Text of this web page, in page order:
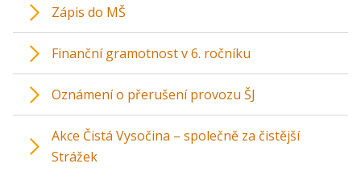
Zápis do MŠ
Finanční gramotnost v 6. ročníku
Oznámení o přerušení provozu ŠJ
Akce Čistá Vysočina – společně za čistější
Strážek